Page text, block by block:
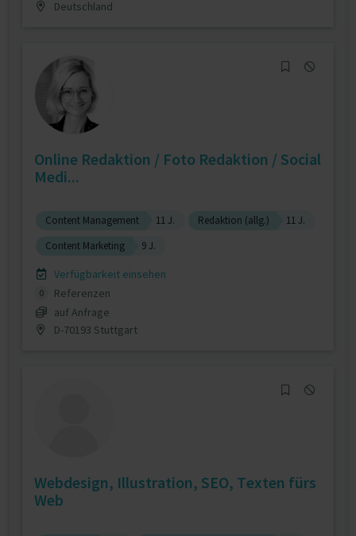
Deutschland
Online Redaktion / Foto Redaktion / Social
Medi...
Content Management 11 J. Redaktion (allg.)
11 J.
Content Marketing
9 J.
Verfügbarkeit einsehen
0
Referenzen
auf Anfrage
D-70193 Stuttgart
Webdesign, Illustration, SEO, Texten fürs
Web